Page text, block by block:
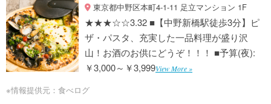
東京都中野区本町4-1-11 足立マンション 1F
★★★☆☆3.32 ■【中野新橋駅徒歩3分】ピ
ザ・パスタ、充実した一品料理が盛り沢
山！お酒のお供にどうぞ！！！ ■予算(夜):
￥3,000～￥3,999View More »
※情報提供元：食べログ